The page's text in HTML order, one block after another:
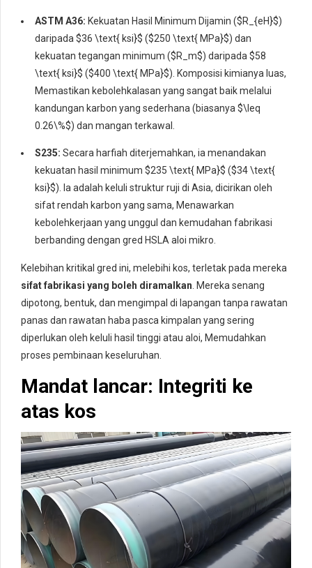
ASTM A36: Kekuatan Hasil Minimum Dijamin ($R_{eH}$)
daripada $36 \text{ ksi}$ ($250 \text{ MPa}$) dan
kekuatan tegangan minimum ($R_m$) daripada $58
\text{ ksi}$ ($400 \text{ MPa}$). Komposisi kimianya luas,
Memastikan kebolehkalasan yang sangat baik melalui
kandungan karbon yang sederhana (biasanya $\leq
0.26\%$) dan mangan terkawal.
S235: Secara harfiah diterjemahkan, ia menandakan
kekuatan hasil minimum $235 \text{ MPa}$ ($34 \text{
ksi}$). Ia adalah keluli struktur ruji di Asia, dicirikan oleh
sifat rendah karbon yang sama, Menawarkan
kebolehkerjaan yang unggul dan kemudahan fabrikasi
berbanding dengan gred HSLA aloi mikro.
Kelebihan kritikal gred ini, melebihi kos, terletak pada mereka
sifat fabrikasi yang boleh diramalkan . Mereka senang
dipotong, bentuk, dan mengimpal di lapangan tanpa rawatan
panas dan rawatan haba pasca kimpalan yang sering
diperlukan oleh keluli hasil tinggi atau aloi, Memudahkan
proses pembinaan keseluruhan.
Mandat lancar: Integriti ke
atas kos